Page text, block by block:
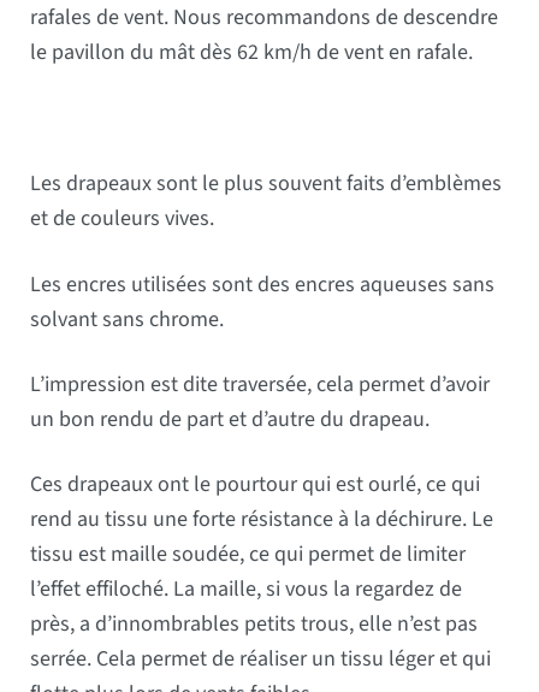
rafales de vent. Nous recommandons de descendre
le pavillon du mât dès 62 km/h de vent en rafale.
Les drapeaux sont le plus souvent faits d’emblèmes
et de couleurs vives.
Les encres utilisées sont des encres aqueuses sans
solvant sans chrome.
L’impression est dite traversée, cela permet d’avoir
un bon rendu de part et d’autre du drapeau.
Ces drapeaux ont le pourtour qui est ourlé, ce qui
rend au tissu une forte résistance à la déchirure. Le
tissu est maille soudée, ce qui permet de limiter
l’effet effiloché. La maille, si vous la regardez de
près, a d’innombrables petits trous, elle n’est pas
serrée. Cela permet de réaliser un tissu léger et qui